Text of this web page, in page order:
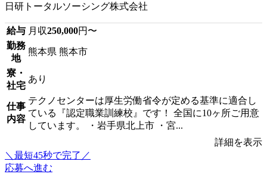
日研トータルソーシング株式会社
給与 月収250,000円〜
勤務
地
熊本県 熊本市
寮・
社宅
あり
仕事
内容
テクノセンターは厚生労働省令が定める基準に適合し
ている『認定職業訓練校』です！ 全国に10ヶ所ご用意
しています。 ・岩手県北上市 ・宮...
詳細を表示
＼最短45秒で完了／
応募へ進む